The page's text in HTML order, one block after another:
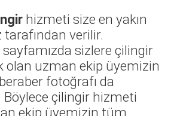
hizmeti size en yakın
verilir.
sizlere çilingir
olan uzman ekip üyemizin
fotoğrafı da
Böylece çilingir hizmeti
ekip üyemizin tüm